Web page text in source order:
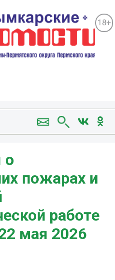
18+
о
пожарах и
работе
мая 2026